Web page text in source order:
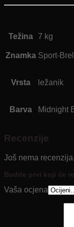
Težina 7 kg
Znamka Sport-
Vrsta ležanik
Barva Midnight
Recenzije
Još nema recenzija.
Budite prvi koji će
Vaša ocjena